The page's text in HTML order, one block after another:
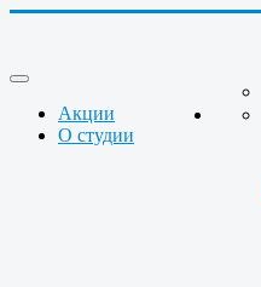
Акции
О студии